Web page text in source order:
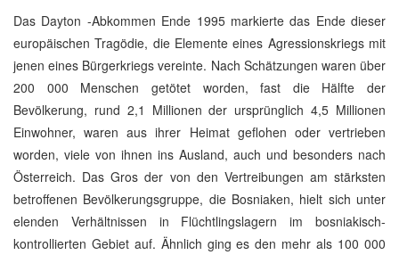
Das Dayton -Abkommen Ende 1995 markierte das Ende dieser
europäischen Tragödie, die Elemente eines Agressionskriegs mit
jenen eines Bürgerkriegs vereinte. Nach Schätzungen waren über
200 000 Menschen getötet worden, fast die Hälfte der
Bevölkerung, rund 2,1 Millionen der ursprünglich 4,5 Millionen
Einwohner, waren aus ihrer Heimat geflohen oder vertrieben
worden, viele von ihnen ins Ausland, auch und besonders nach
Österreich. Das Gros der von den Vertreibungen am stärksten
betroffenen Bevölkerungsgruppe, die Bosniaken, hielt sich unter
elenden Verhältnissen in Flüchtlingslagern im bosniakisch-
kontrollierten Gebiet auf. Ähnlich ging es den mehr als 100 000